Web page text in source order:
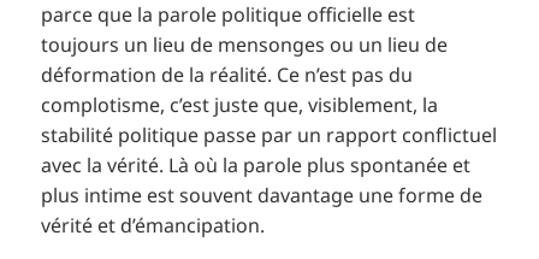
parce que la parole politique officielle est
toujours un lieu de mensonges ou un lieu de
déformation de la réalité. Ce n’est pas du
complotisme, c’est juste que, visiblement, la
stabilité politique passe par un rapport conflictuel
avec la vérité. Là où la parole plus spontanée et
plus intime est souvent davantage une forme de
vérité et d’émancipation.